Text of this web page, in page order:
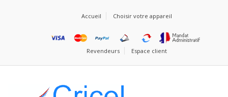
Accueil Choisir votre appareil
Revendeurs Espace client